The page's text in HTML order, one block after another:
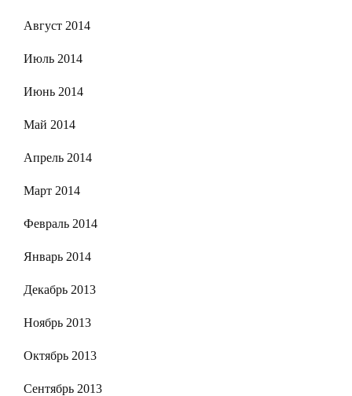
Август 2014
Июль 2014
Июнь 2014
Май 2014
Апрель 2014
Март 2014
Февраль 2014
Январь 2014
Декабрь 2013
Ноябрь 2013
Октябрь 2013
Сентябрь 2013